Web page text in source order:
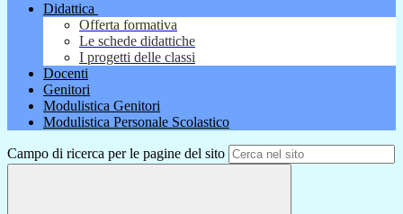
Didattica
Offerta formativa
Le schede didattiche
I progetti delle classi
Docenti
Genitori
Modulistica Genitori
Modulistica Personale Scolastico
Campo di ricerca per le pagine del sito